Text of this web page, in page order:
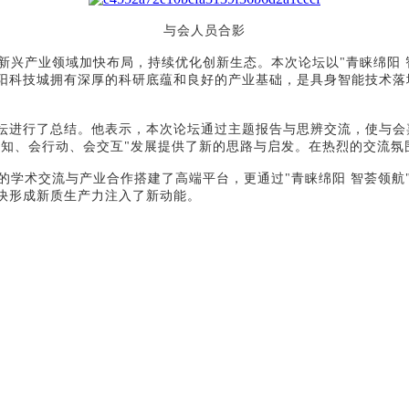
与会人员合影
产业领域加快布局，持续优化创新生态。本次论坛以 "青睐绵阳
技城拥有深厚的科研底蕴和良好的产业基础，是具身智能技术
进行了总结。他表示，本次论坛通过主题报告与思辨交流，使与
、会行动、会交互"发展提供了新的思路与启发。在热烈的交流
学术交流与产业合作搭建了高端平台，更通过 "青睐绵阳 智荟领
成新质生产力注入了新动能。